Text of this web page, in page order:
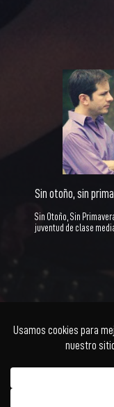
Sin otoño, sin
Sin Otoño, Sin
juventud de clase
©